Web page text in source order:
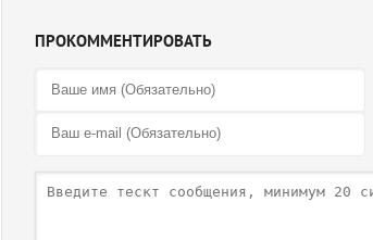
ПРОКОММЕНТИРОВАТЬ